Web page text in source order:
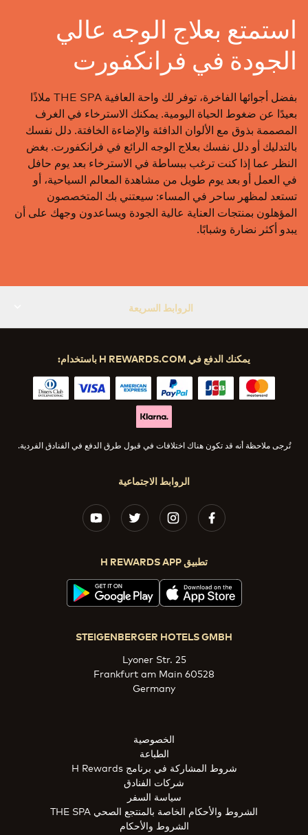
استمتع بعلاج الوجه عالي
الجودة في فرانكفورت
بفضل أجوائها الفاخرة، توفر لك واحة العافية THE SPA ملاذًا
بعيدًا عن ضغوط الحياة اليومية. يمكنك الاسترخاء في الغرف
المصممة بذوق مع الألوان الدافئة والإضاءة الخافتة. دلل نفسك
بالتدليك أو دلل نفسك بعلاج الوجه الرائع في فرانكفورت. بغض
النظر عما إذا كنت ترغب ببساطة في الاسترخاء بعد يوم حافل
في العمل أو بعد يوم طويل من مشاهدة المعالم السياحية، أو
تستعد لمظهر ساحر في المساء: سيعتني بك المتخصصون
المؤهلون بمنتجات العناية عالية الجودة ويساعدون وجهك على أن
يبدو أكثر نضارة وشبابًا.
الروابط السريعة
الروابط الاجتماعية
تطبيق H REWARDS APP
يمكنك الدفع في H REWARDS.COM باستخدام:
تُرجى ملاحظة أنه قد تكون هناك اختلافات في قبول طرق الدفع في الفنادق الفردية.
STEIGENBERGER HOTELS GMBH
Lyoner Str. 25
60528 Frankfurt am Main
Germany
الخصوصية
الطباعة
شروط المشاركة في برنامج H Rewards
شركات الفنادق
سياسة السفر
الشروط والأحكام الخاصة بالمنتجع الصحي THE SPA
الشروط والأحكام